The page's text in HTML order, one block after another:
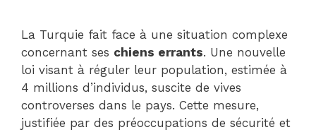
La Turquie fait face à une situation complexe
concernant ses chiens errants. Une nouvelle
loi visant à réguler leur population, estimée à
4 millions d’individus, suscite de vives
controverses dans le pays. Cette mesure,
justifiée par des préoccupations de sécurité et